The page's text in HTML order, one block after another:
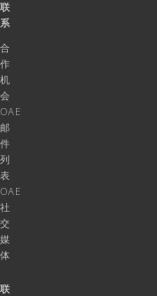
联
系
合
作
机
会
OAE
邮
件
列
表
OAE
社
交
媒
体
联